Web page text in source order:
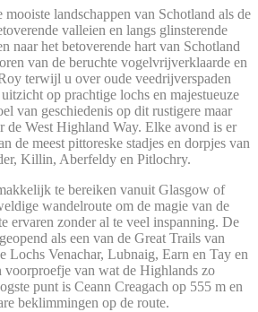
mooiste landschappen van Schotland als de
valleien en langs glinsterende
naar het betoverende hart van Schotland
van de beruchte vogelvrijverklaarde en
terwijl u over oude veedrijverspaden
op prachtige lochs en majestueuze
van geschiedenis op dit rustigere maar
de West Highland Way. Elke avond is er
de meest pittoreske stadjes en dorpjes van
Killin, Aberfeldy en Pitlochry.
te bereiken vanuit Glasgow of
wandelroute om de magie van de
ervaren zonder al te veel inspanning. De
als een van de Great Trails van
Lochs Venachar, Lubnaig, Earn en Tay en
voorproefje van wat de Highlands zo
punt is Ceann Creagach op 555 m en
beklimmingen op de route.